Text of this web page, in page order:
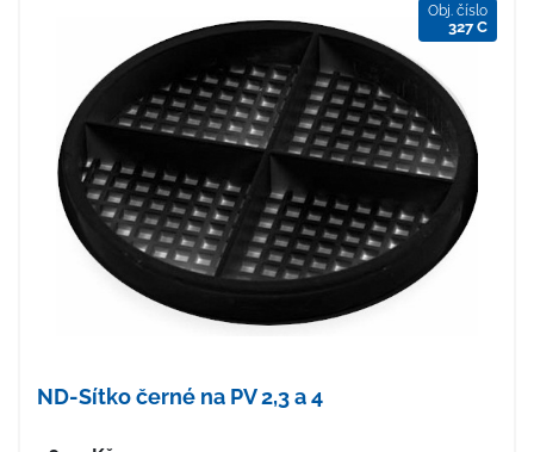
Obj. číslo
327 C
ND-Sítko černé na PV 2,3 a 4